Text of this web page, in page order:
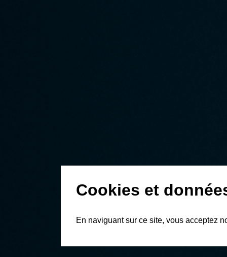
Cookies et
En naviguant sur ce site, vous acceptez